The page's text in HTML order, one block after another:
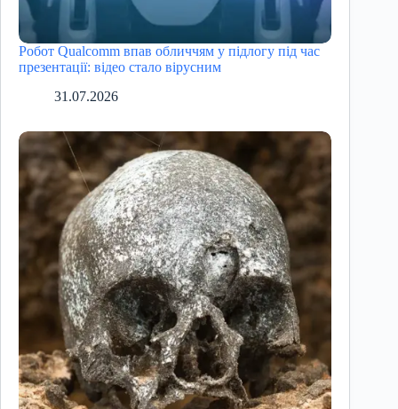
Робот Qualcomm впав обличчям у підлогу під час
презентації: відео стало вірусним
31.07.2026